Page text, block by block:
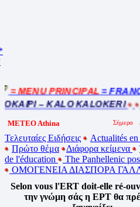
= MENU PRINCIPAL=
– KALO KALOKERI
METEO Athina
Τελευταίες Ειδήσεις
Actualités
Πρώτο θέμα
Διάφορα κείμενα
de l'éducation
The Panhellenic
ΟΜΟΓΕΝΕΙΑ ΔΙΑΣΠΟΡΑ
Selon vous l'ERT doit-elle ré-
την γνώμη σάς η EPT θα